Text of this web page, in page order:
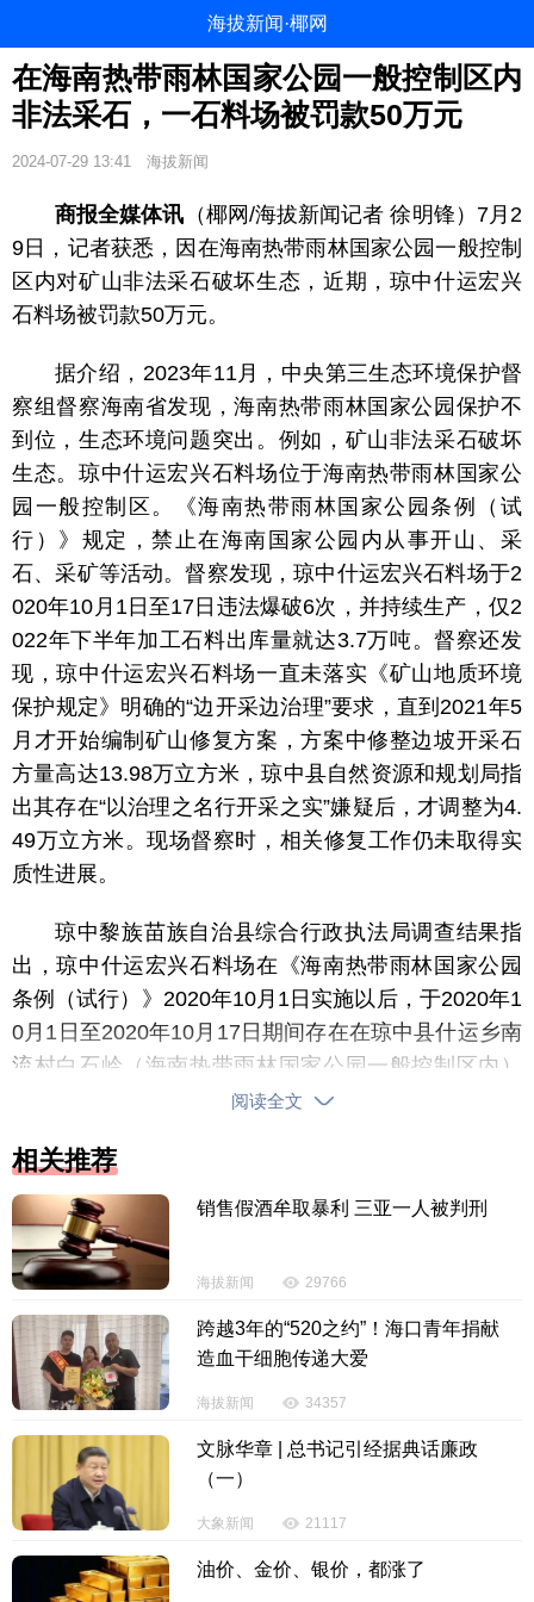
海拔新闻·椰网
在海南热带雨林国家公园一般控制区内
非法采石，一石料场被罚款50万元
2024-07-29 13:41 海拔新闻
商报全媒体讯 （椰网/海拔新闻记者 徐明锋）7月2
9日，记者获悉，因在海南热带雨林国家公园一般控制
区内对矿山非法采石破坏生态，近期，琼中什运宏兴
石料场被罚款50万元。
据介绍，2023年11月，中央第三生态环境保护督
察组督察海南省发现，海南热带雨林国家公园保护不
到位，生态环境问题突出。例如，矿山非法采石破坏
生态。琼中什运宏兴石料场位于海南热带雨林国家公
园一般控制区。《海南热带雨林国家公园条例（试
行）》规定，禁止在海南国家公园内从事开山、采
石、采矿等活动。督察发现，琼中什运宏兴石料场于2
020年10月1日至17日违法爆破6次，并持续生产，仅2
022年下半年加工石料出库量就达3.7万吨。督察还发
现，琼中什运宏兴石料场一直未落实《矿山地质环境
保护规定》明确的“边开采边治理”要求，直到2021年5
月才开始编制矿山修复方案，方案中修整边坡开采石
方量高达13.98万立方米，琼中县自然资源和规划局指
出其存在“以治理之名行开采之实”嫌疑后，才调整为4.
49万立方米。现场督察时，相关修复工作仍未取得实
质性进展。
琼中黎族苗族自治县综合行政执法局调查结果指
出，琼中什运宏兴石料场在《海南热带雨林国家公园
条例（试行）》2020年10月1日实施以后，于2020年1
0月1日至2020年10月17日期间存在在琼中县什运乡南
流村白石岭（海南热带雨林国家公园一般控制区内）
对矿山开采爆破6次的采石行为，属于违法行为。
据悉，琼中什运宏兴石料场注册地址是琼中县什
运乡南流村白石岭。针对琼中什运宏兴石料场存在上
述违法行为，2024年6月28日，琼中黎族苗族自治县
综合行政执法局依法对琼中什运宏兴石料场作出罚款5
0万元的行政处罚。
版权声明：国际旅游岛商报全媒体文字、图片、视频、音频等版权作
品，欢迎转发，但非经本报书面授权同意，严禁包括但不限于转载或改
阅读全文
相关推荐
销售假酒牟取暴利 三亚一人被判刑
海拔新闻 29766
跨越3年的“520之约”！海口青年捐献
造血干细胞传递大爱
海拔新闻 34357
文脉华章 | 总书记引经据典话廉政
（一）
大象新闻 21117
油价、金价、银价，都涨了